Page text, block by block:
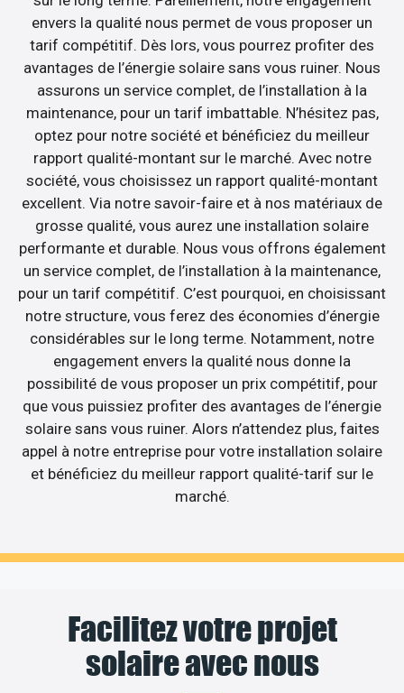
envers la qualité nous permet de vous proposer un
tarif compétitif. Dès lors, vous pourrez profiter des
avantages de l’énergie solaire sans vous ruiner. Nous
assurons un service complet, de l’installation à la
maintenance, pour un tarif imbattable. N’hésitez pas,
optez pour notre société et bénéficiez du meilleur
rapport qualité-montant sur le marché. Avec notre
société, vous choisissez un rapport qualité-montant
excellent. Via notre savoir-faire et à nos matériaux de
grosse qualité, vous aurez une installation solaire
performante et durable. Nous vous offrons également
un service complet, de l’installation à la maintenance,
pour un tarif compétitif. C’est pourquoi, en choisissant
notre structure, vous ferez des économies d’énergie
considérables sur le long terme. Notamment, notre
engagement envers la qualité nous donne la
possibilité de vous proposer un prix compétitif, pour
que vous puissiez profiter des avantages de l’énergie
solaire sans vous ruiner. Alors n’attendez plus, faites
appel à notre entreprise pour votre installation solaire
et bénéficiez du meilleur rapport qualité-tarif sur le
marché.
Facilitez votre projet
solaire avec nous